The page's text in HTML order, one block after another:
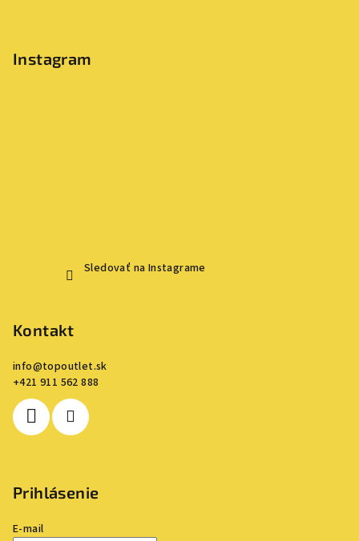
Instagram
Sledovať na Instagrame
Kontakt
info@topoutlet.sk
+421 911 562 888
Prihlásenie
E-mail